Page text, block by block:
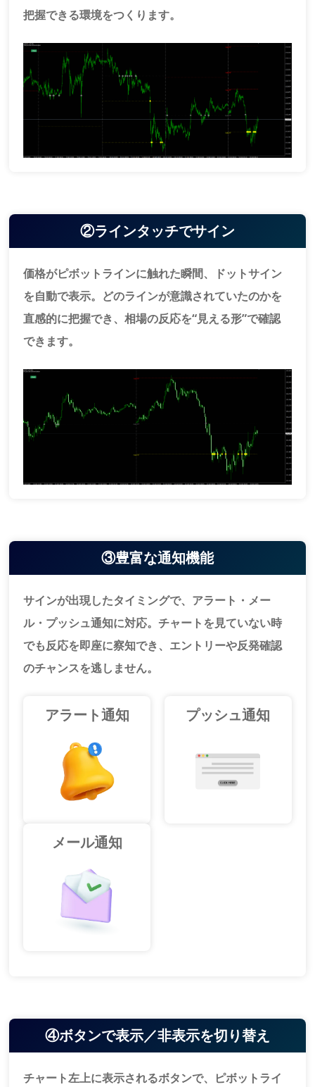
把握できる環境をつくります。
②ラインタッチでサイン
価格がピボットラインに触れた瞬間、ドットサイン
を自動で表示。どのラインが意識されていたのかを
直感的に把握でき、相場の反応を“見える形”で確認
できます。
③豊富な通知機能
サインが出現したタイミングで、アラート・メー
ル・プッシュ通知に対応。チャートを見ていない時
でも反応を即座に察知でき、エントリーや反発確認
のチャンスを逃しません。
アラート通知 プッシュ通知
メール通知
④ボタンで表示／非表示を切り替え
チャート左上に表示されるボタンで、ピボットライ